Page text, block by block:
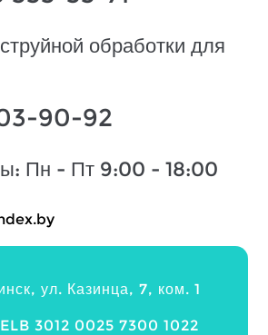
обработки для
90-92
Пн - Пт 9:00 - 18:00
ул. Казинца, 7, ком. 1
3012 0025 7300 1022